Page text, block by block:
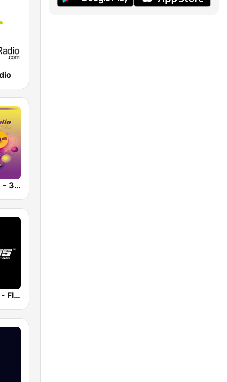
Deluxe Radio - 3 Flamenco Flow
Plexus Radio - Flamenco Spain